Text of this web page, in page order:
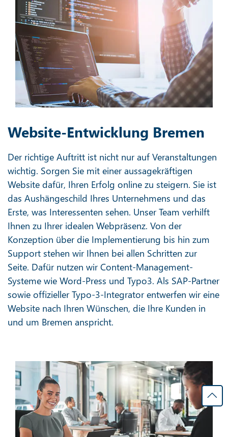
Website-Entwicklung Bremen
Der richtige Auftritt ist nicht nur auf Veranstaltungen
wichtig. Sorgen Sie mit einer aussagekräftigen
Website dafür, Ihren Erfolg online zu steigern. Sie ist
das Aushängeschild Ihres Unternehmens und das
Erste, was Interessenten sehen. Unser Team verhilft
Ihnen zu Ihrer idealen Webpräsenz. Von der
Konzeption über die Implementierung bis hin zum
Support stehen wir Ihnen bei allen Schritten zur
Seite. Dafür nutzen wir Content-Management-
Systeme wie Word-Press und Typo3. Als SAP-Partner
sowie offizieller Typo-3-Integrator entwerfen wir eine
Website nach Ihren Wünschen, die Ihre Kunden in
und um Bremen anspricht.